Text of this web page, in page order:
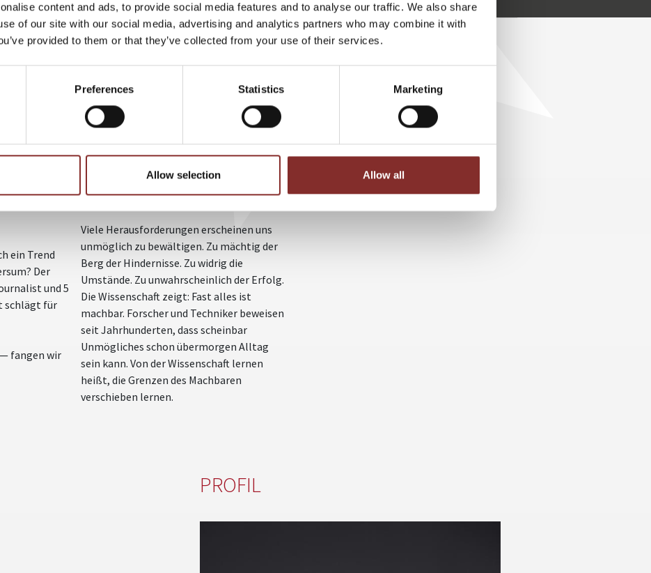
content and ads, to provide social media features and to analyse our traffic. We also share
of our site with our social media, advertising and analytics partners who may combine it with
provided to them or that they’ve collected from your use of their services.
Preferences Statistics Marketing
Allow selection Allow all
WEITERE VORTRÄGE VON SASCHA OTT
ein Trend
Der
und 5
schlägt für
fangen wir
UNMÖGLICH?!
JENSEITS DER
GRENZEN DES
MACHBAREN
Viele Herausforderungen erscheinen uns
unmöglich zu bewältigen. Zu mächtig der
Berg der Hindernisse. Zu widrig die
Umstände. Zu unwahrscheinlich der Erfolg.
Die Wissenschaft zeigt: Fast alles ist
machbar. Forscher und Techniker beweisen
seit Jahrhunderten, dass scheinbar
Unmögliches schon übermorgen Alltag
sein kann. Von der Wissenschaft lernen
heißt, die Grenzen des Machbaren
verschieben lernen.
PROFIL